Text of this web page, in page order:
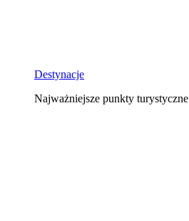
Destynacje
Najważniejsze punkty turystyczne